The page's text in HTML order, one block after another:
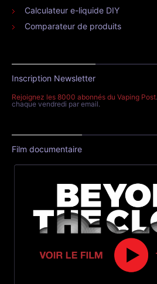
Calculateur e-liquide DIY
Comparateur de produits
Inscription Newsletter
Rejoignez les 8000 abonnés du Vaping Post
chaque vendredi par email.
Film documentaire